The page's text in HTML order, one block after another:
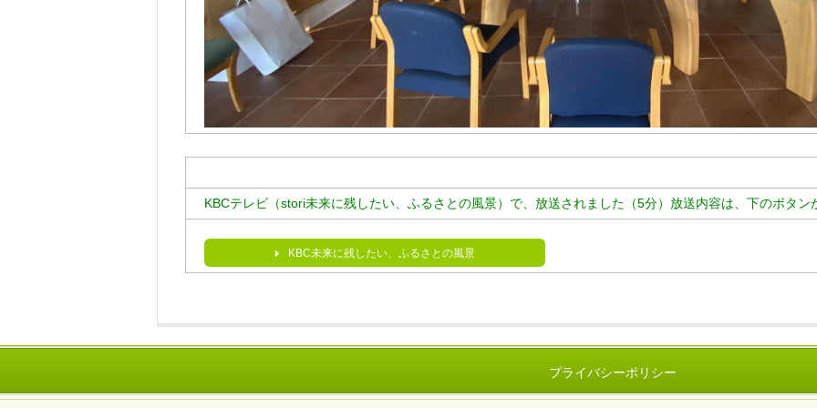
KBCテレビ（stori未来に残したい、ふるさとの風景）で、放送されました（5分）放送内容は、下のボタン
KBC未来に残したい、ふるさとの風景
プライバシーポリシー